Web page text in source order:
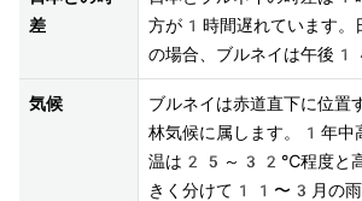
差
方が1時間遅れています
の場合、ブルネイは午後
気候
ブルネイは赤道直下に位置
林気候に属します。1年中
温は25～32℃程度と高
きく分けて11〜3月の